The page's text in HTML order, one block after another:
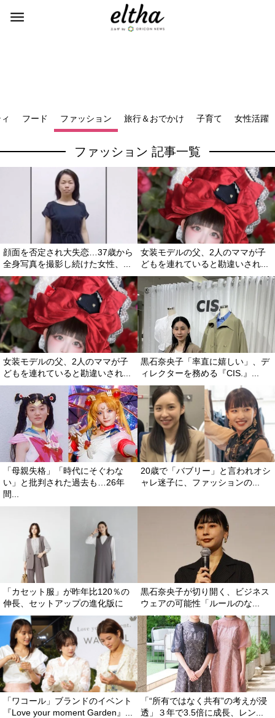
フード ファッション 旅行＆おでかけ 子育て 女性活躍
ファッション 記事一覧
顔面を否定され大失恋…37歳から
全身写真を撮影し続けた女性、...
女装モデルの父、2人のママが子
どもを連れていると勘違いされ...
女装モデルの父、2人のママが子
どもを連れていると勘違いされ...
黒石奈央子「率直に嬉しい」、デ
ィレクターを務める『CIS.』...
「母親失格」「時代にそぐわな
い」と批判された過去も…26年
間...
20歳で「バブリー」と言われオシ
ャレ迷子に、ファッションの...
「カセット服」が昨年比120％の
伸長、セットアップの進化版に
黒石奈央子が切り開く、ビジネス
ウェアの可能性「ルールのな...
「ワコール」ブランドのイベント
『Love your moment Garden』...
「“所有ではなく共有”の考えが浸
透」３年で3.5倍に成長、レン...